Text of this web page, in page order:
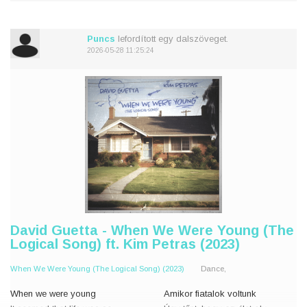
Swimming in the deep blue
Got me
Bébi, én csak nem akarok várni
Puncs lefordított egy dalszöveget.
2026-05-28 11:25:24
David Guetta - When We Were Young (The
Logical Song) ft. Kim Petras (2023)
When We Were Young (The Logical Song) (2023) Dance,
When we were young
Amikor fiatalok voltunk